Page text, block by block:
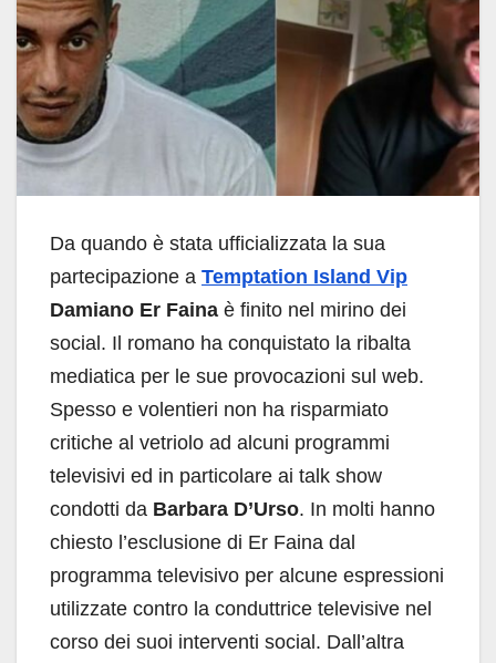
Da quando è stata ufficializzata la sua
partecipazione a Temptation Island Vip
Damiano Er Faina è finito nel mirino dei
social. Il romano ha conquistato la ribalta
mediatica per le sue provocazioni sul web.
Spesso e volentieri non ha risparmiato
critiche al vetriolo ad alcuni programmi
televisivi ed in particolare ai talk show
condotti da Barbara D’Urso. In molti hanno
chiesto l’esclusione di Er Faina dal
programma televisivo per alcune espressioni
utilizzate contro la conduttrice televisive nel
corso dei suoi interventi social. Dall’altra